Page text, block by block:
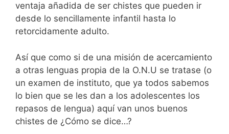
ventaja añadida de ser chistes que pueden ir
desde lo sencillamente infantil hasta lo
retorcidamente adulto.
Así que como si de una misión de acercamiento
a otras lenguas propia de la O.N.U se tratase (o
un examen de instituto, que ya todos sabemos
lo bien que se les dan a los adolescentes los
repasos de lengua) aquí van unos buenos
chistes de ¿Cómo se dice…?